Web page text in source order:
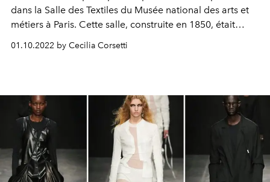
dans la Salle des Textiles du Musée national des arts et
métiers à Paris. Cette salle, construite en 1850, était
Rendant hommage à la physicalité sculpturale et
s'achève avec Bella Hadid à moitié nue recouverte de
couches de cellulose pulvérisée formant une robe-
sculpture.
01.10.2022 by Cecilia Corsetti